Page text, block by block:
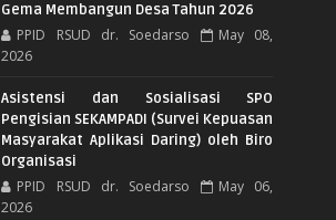
Gema Membangun Desa Tahun 2026
PPID RSUD dr. Soedarso
May 08,
2026
Asistensi dan Sosialisasi SPO
Pengisian SEKAMPADI (Survei Kepuasan
Masyarakat Aplikasi Daring) oleh Biro
Organisasi
PPID RSUD dr. Soedarso
May 06,
2026